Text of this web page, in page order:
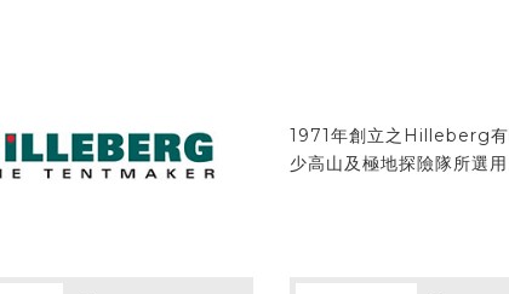
1971年創立之Hilleberg有
少高山及極地探險隊所選用